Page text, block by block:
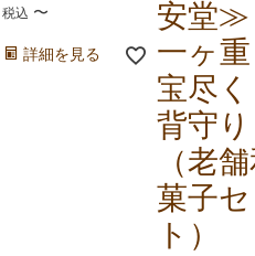
税込 〜
詳細を見る
安堂≫
一ヶ
宝尽
背守り
（老
菓子
ト）